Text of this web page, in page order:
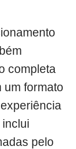
completa
um formato
pelo